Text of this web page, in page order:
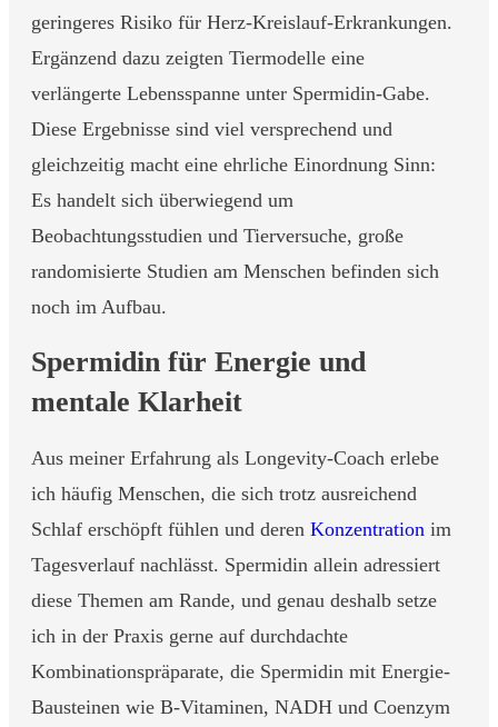
geringeres Risiko für Herz-Kreislauf-Erkrankungen.
Ergänzend dazu zeigten Tiermodelle eine
verlängerte Lebensspanne unter Spermidin-Gabe.
Diese Ergebnisse sind viel versprechend und
gleichzeitig macht eine ehrliche Einordnung Sinn:
Es handelt sich überwiegend um
Beobachtungsstudien und Tierversuche, große
randomisierte Studien am Menschen befinden sich
noch im Aufbau.
Spermidin für Energie und
mentale Klarheit
Aus meiner Erfahrung als Longevity-Coach erlebe
ich häufig Menschen, die sich trotz ausreichend
Schlaf erschöpft fühlen und deren Konzentration im
Tagesverlauf nachlässt. Spermidin allein adressiert
diese Themen am Rande, und genau deshalb setze
ich in der Praxis gerne auf durchdachte
Kombinationspräparate, die Spermidin mit Energie-
Bausteinen wie B-Vitaminen, NADH und Coenzym